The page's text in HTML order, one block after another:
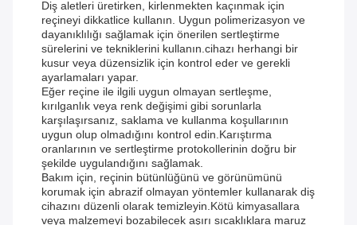
Diş aletleri üretirken, kirlenmekten kaçınmak için
reçineyi dikkatlice kullanın. Uygun polimerizasyon ve
dayanıklılığı sağlamak için önerilen sertleştirme
sürelerini ve tekniklerini kullanın.cihazı herhangi bir
kusur veya düzensizlik için kontrol eder ve gerekli
ayarlamaları yapar.
Eğer reçine ile ilgili uygun olmayan sertleşme,
kırılganlık veya renk değişimi gibi sorunlarla
karşılaşırsanız, saklama ve kullanma koşullarının
uygun olup olmadığını kontrol edin.Karıştırma
oranlarının ve sertleştirme protokollerinin doğru bir
şekilde uygulandığını sağlamak.
Bakım için, reçinin bütünlüğünü ve görünümünü
korumak için abrazif olmayan yöntemler kullanarak diş
cihazını düzenli olarak temizleyin.Kötü kimyasallara
veya malzemeyi bozabilecek aşırı sıcaklıklara maruz